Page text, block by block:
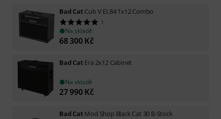
Bad Cat Cub V EL84 1x12 Combo
1
Na skladě
68 300 Kč
Bad Cat Era 2x12 Cabinet
Na skladě
27 990 Kč
Bad Cat Mod Shop Black Cat 30 B-Stock